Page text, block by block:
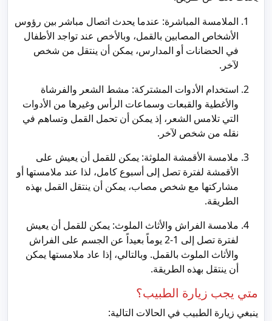
الملامسة المباشرة: عندما يحدث اتصال مباشر بين رؤوس
الأشخاص المصابين بالقمل، وبالأخص عند تواجد الأطفال
في الحضانات أو المدارس، يمكن أن ينتقل من شخص
لآخر.
استخدام الأدوات المشتركة: مشط الشعر والفرشاة
والأغطية والقبعات وسماعات الرأس وغيرها من الأدوات
التي تلامس الشعر، إذ يمكن أن تحمل القمل وتساهم في
نقله من شخص لآخر.
ملامسة الأقمشة الملوثة: يمكن للقمل أن يعيش على
الأقمشة لفترة تصل إلى أسبوع كامل، لذا عند ملامستها أو
مشاركتها مع شخص مصاب، يمكن أن ينتقل القمل بهذه
الطريقة.
ملامسة الفراش والأثاث الملوث: يمكن للقمل أن يعيش
لفترة تصل إلى 1-2 يوماً بعيداً عن الجسم على الفراش
والأثاث الملوث بالقمل. وبالتالي، إذا عاد ملامستها يمكن
أن ينتقل بهذه الطريقة.
متي يجب زيارة الطبيب؟
ينبغي زيارة الطبيب في الحالات التالية: